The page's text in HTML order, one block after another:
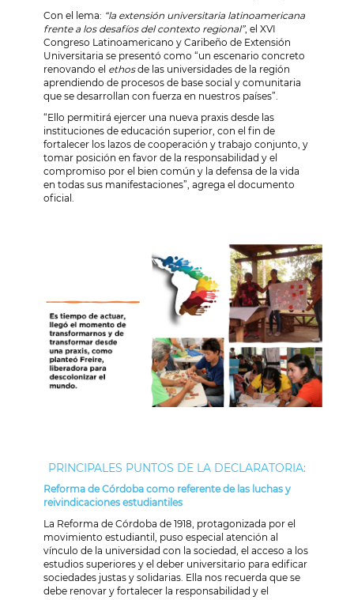
Con el lema: “la extensión universitaria latinoamericana
frente a los desafíos del contexto regional”, el XVI
Congreso Latinoamericano y Caribeño de Extensión
Universitaria se presentó como “un escenario concreto
renovando el ethosde las universidades de la región
aprendiendo de procesos de base social y comunitaria
que se desarrollan con fuerza en nuestros países”.
“Ello permitirá ejercer una nueva praxis desde las
instituciones de educación superior, con el fin de
fortalecer los lazos de cooperación y trabajo conjunto, y
tomar posición en favor de la responsabilidad y el
compromiso por el bien común y la defensa de la vida
en todas sus manifestaciones”, agrega el documento
oficial.
PRINCIPALES PUNTOS DE LA DECLARATORIA:
Reforma de Córdoba como referente de las luchas y
reivindicaciones estudiantiles
La Reforma de Córdoba de 1918, protagonizada por el
movimiento estudiantil, puso especial atención al
vínculo de la universidad con la sociedad, el acceso a los
estudios superiores y el deber universitario para edificar
sociedades justas y solidarias. Ella nos recuerda que se
debe renovar y fortalecer la responsabilidad y el